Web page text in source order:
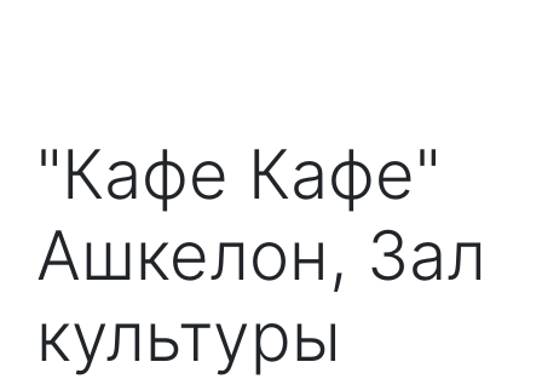
"Кафе Кафе"
Ашкелон, Зал
культуры